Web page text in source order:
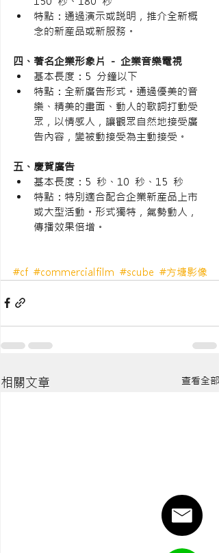
特點：通過演示或説明，推介全新概
念的新産品或新服務。
四、著名企業形象片 - 企業音樂電視
基本長度：5 分鐘以下
特點：全新廣告形式。通過優美的音
樂、精美的畫面、動人的歌詞打動受
眾，以情感人，讓觀眾自然地接受廣
告內容，變被動接受為主動接受。
五、慶賀廣告
基本長度：5 秒、10 秒、15 秒
特點：特別適合配合企業新産品上市
或大型活動。形式獨特，氣勢動人，
傳播效果倍增。
#cf #commercialfilm #scube #方塘影像
相關文章 查看全部